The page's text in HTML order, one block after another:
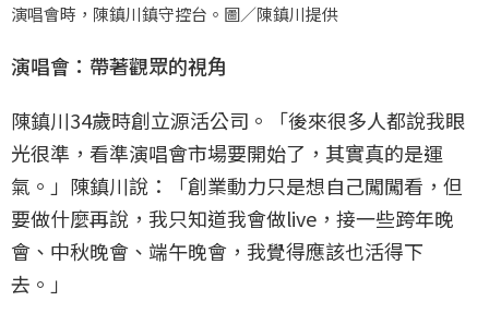
演唱會時，陳鎮川鎮守控台。圖／陳鎮川提供
演唱會：帶著觀眾的視角
陳鎮川34歲時創立源活公司。「後來很多人都說我眼
光很準，看準演唱會市場要開始了，其實真的是運
氣。」陳鎮川說：「創業動力只是想自己闖闖看，但
要做什麼再說，我只知道我會做live，接一些跨年晚
會、中秋晚會、端午晚會，我覺得應該也活得下
去。」